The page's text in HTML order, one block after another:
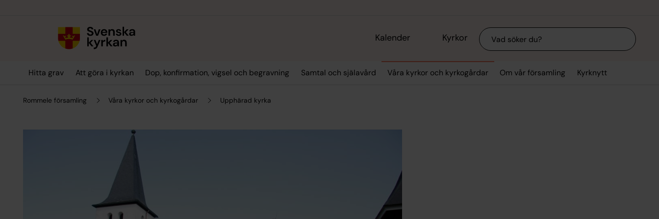
Kalender Kyrkor Sök
Hitta grav Att göra i kyrkan Dop, konfirmation, vigsel och begravning Samtal och själavård Våra kyrkor och kyrkogårdar Om vår församling Kyrknytt
Rommele församling Våra kyrkor och kyrkogårdar Upphärad kyrka